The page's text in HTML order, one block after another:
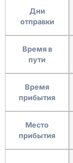
Дни
отправки
Время в
пути
Время
прибытия
Место
прибытия